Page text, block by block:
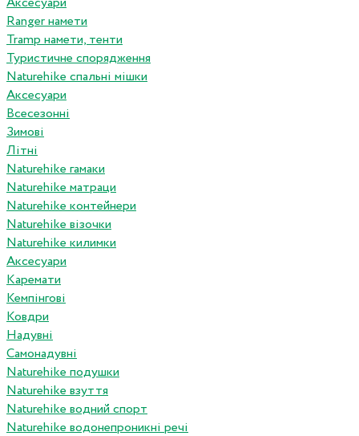
Ranger намети
Tramp намети, тенти
Туристичне спорядження
Naturehike спальні мішки
Аксесуари
Всесезонні
Зимові
Літні
Naturehike гамаки
Naturehike матраци
Naturehike контейнери
Naturehike візочки
Naturehike килимки
Аксесуари
Каремати
Кемпінгові
Ковдри
Надувні
Самонадувні
Naturehike подушки
Naturehike взуття
Naturehike водний спорт
Naturehike водонепроникні речі